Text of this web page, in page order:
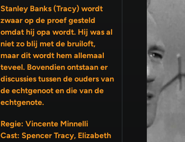
Stanley Banks (Tracy) wordt
zwaar op de proef gesteld
omdat hij opa wordt. Hij was al
niet zo blij met de bruiloft,
maar dit wordt hem allemaal
teveel. Bovendien ontstaan er
discussies tussen de ouders van
de echtgenoot en die van de
echtgenote.
Regie: Vincente Minnelli
Cast: Spencer Tracy, Elizabeth